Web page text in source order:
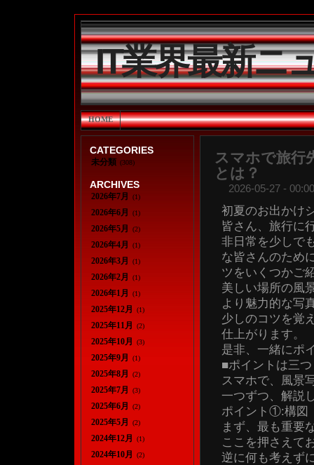
IT業界最新ニ
HOME
スマホで旅行
とは？
2026-05-27 -
初夏のお出かけ
皆さん、旅行に
非日常を少しで
な皆さんのため
ツをいくつかご
美しい場所の風
より魅力的な写
少しのコツを覚
仕上がります。
是非、一緒にポ
■ポイントは三
スマホで、風景
一つずつ、解説
ポイント①:構図
まず、最も重要
ここを押さえて
逆に何も考えず
CATEGORIES
未分類 (308)
ARCHIVES
2026年7月 (1)
2026年6月 (1)
2026年5月 (2)
2026年4月 (1)
2026年3月 (1)
2026年2月 (1)
2026年1月 (1)
2025年12月 (1)
2025年11月 (2)
2025年10月 (3)
2025年9月 (1)
2025年8月 (2)
2025年7月 (3)
2025年6月 (2)
2025年5月 (2)
2024年12月 (1)
2024年10月 (2)